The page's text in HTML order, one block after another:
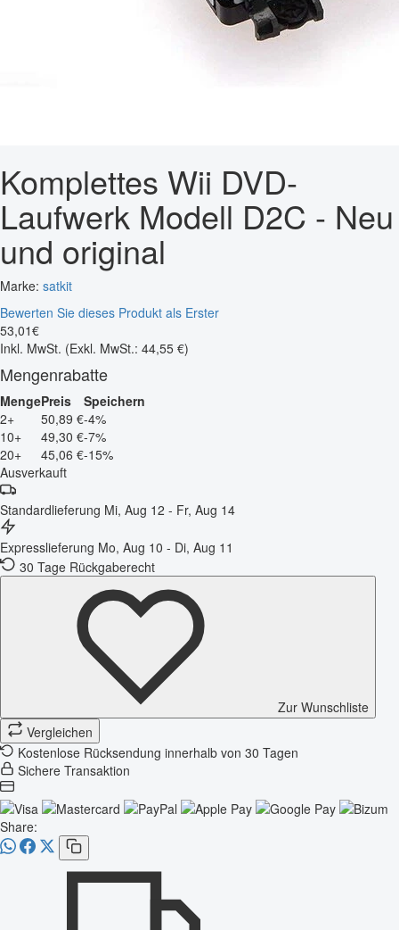
Komplettes Wii DVD-
Laufwerk Modell D2C - Neu
und original
Marke: satkit
Bewerten Sie dieses Produkt als Erster
53,01€
Inkl. MwSt. (Exkl. MwSt.: 44,55 €)
Mengenrabatte
MengePreis
Speichern
2+
50,89 €-4%
10+
49,30 €-7%
20+
45,06 €-15%
Ausverkauft
Standardlieferung Mi, Aug 12 - Fr, Aug 14
Expresslieferung Mo, Aug 10 - Di, Aug 11
30 Tage Rückgaberecht
Zur Wunschliste
Vergleichen
Kostenlose Rücksendung innerhalb von 30 Tagen
Sichere Transaktion
Share: